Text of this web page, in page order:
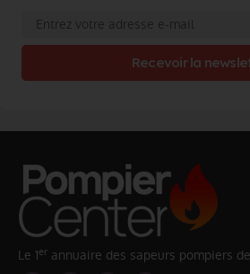
Recevoir la
Le 1er annuaire des sapeurs pompiers